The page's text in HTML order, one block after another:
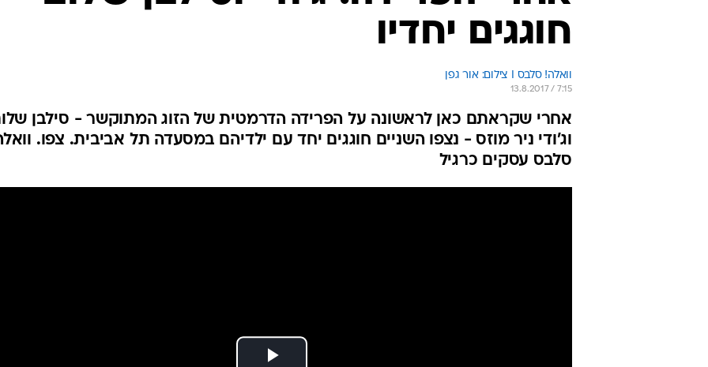
חוגגים יחדיו
וואלה! סלבס I צילום: אור גפן
13.8.2017 / 7:15
אחרי שקראתם כאן לראשונה על הפרידה הדרמטית של הזוג המתוקשר - סילבן
וג'ודי ניר מוזס - נצפו השניים חוגגים יחד עם ילדיהם במסעדה תל אביבית. צפו.
סלבס עסקים כרגיל